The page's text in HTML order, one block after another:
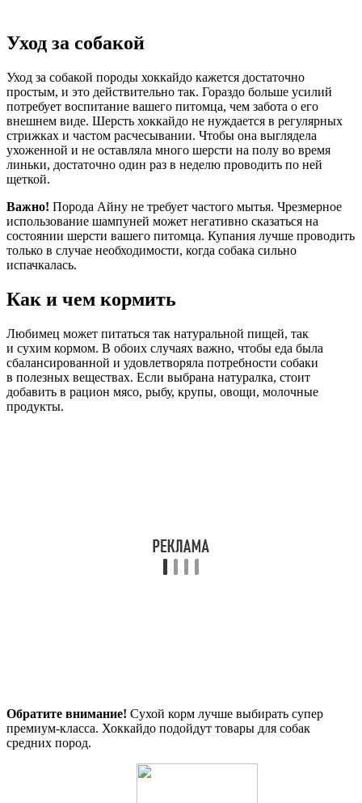
Уход за собакой
Уход за собакой породы хоккайдо кажется достаточно
простым, и это действительно так. Гораздо больше усилий
потребует воспитание вашего питомца, чем забота о его
внешнем виде. Шерсть хоккайдо не нуждается в регулярных
стрижках и частом расчесывании. Чтобы она выглядела
ухоженной и не оставляла много шерсти на полу во время
линьки, достаточно один раз в неделю проводить по ней
щеткой.
Важно! Порода Айну не требует частого мытья. Чрезмерное
использование шампуней может негативно сказаться на
состоянии шерсти вашего питомца. Купания лучше проводить
только в случае необходимости, когда собака сильно
испачкалась.
Как и чем кормить
Любимец может питаться так натуральной пищей, так
и сухим кормом. В обоих случаях важно, чтобы еда была
сбалансированной и удовлетворяла потребности собаки
в полезных веществах. Если выбрана натуралка, стоит
добавить в рацион мясо, рыбу, крупы, овощи, молочные
продукты.
Обратите внимание! Сухой корм лучше выбирать супер
премиум-класса. Хоккайдо подойдут товары для собак
средних пород.